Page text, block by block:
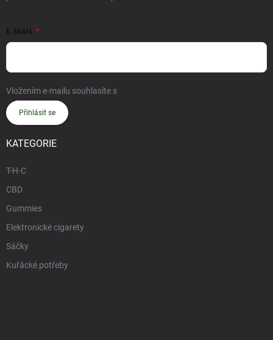
E-MAIL
Vložením e-mailu souhlasíte s
Přihlásit se
KATEGORIE
T-H-C
CBD
Gummies
Elektronické cigarety
Sáčky
Kuřácké potřeby